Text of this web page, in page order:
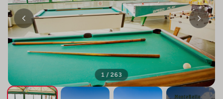
1 / 263